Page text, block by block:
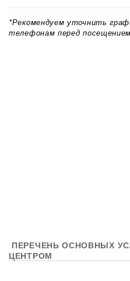
*Рекомендуем уточнить
телефонам перед
ПЕРЕЧЕНЬ ОСНОВНЫХ
ЦЕНТРОМ